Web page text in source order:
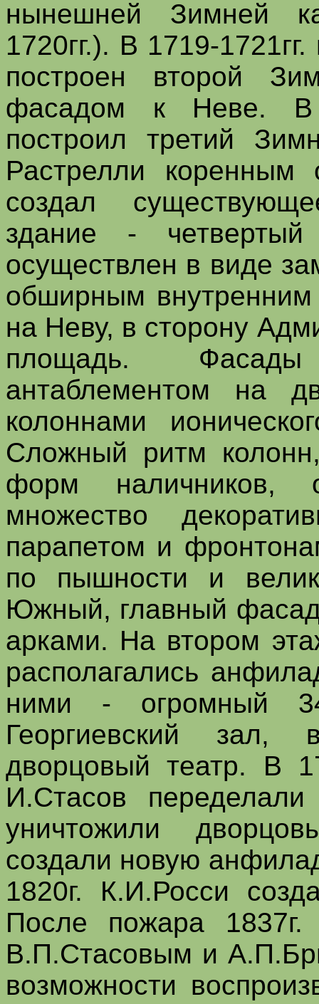
нынешней Зимней
1720гг.). В 1719-
построен второй
фасадом к Неве. В
построил третий
Растрелли коренным
создал
здание -
осуществлен в виде
обширным
на Неву, в сторону
площадь.
антаблементом на
колоннами
Сложный ритм
форм наличников,
множество
парапетом и
по пышности и
Южный, главный
арками. На втором
располагались
ними - огромный
Георгиевский
дворцовый театр. В
И.Стасов
уничтожили
создали новую
1820г. К.И.Росси
После пожара
В.П.Стасовым и
возможности